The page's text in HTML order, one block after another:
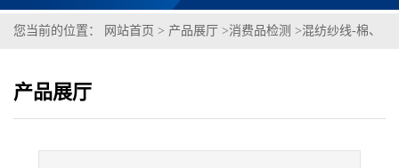
您当前的位置： 网站首页 > 产品展厅 >消费品检测 >混纺纱线-棉、
产品展厅